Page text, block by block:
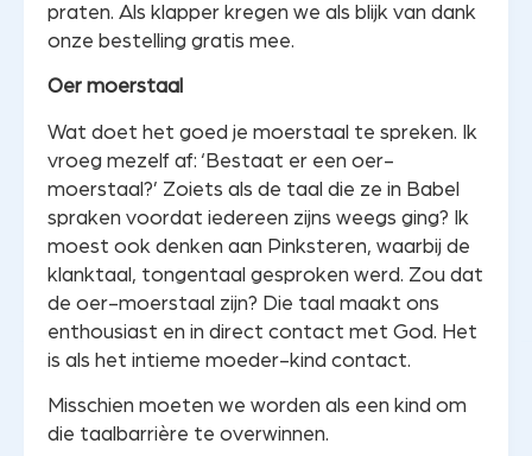
praten. Als klapper kregen we als blijk van dank
onze bestelling gratis mee.
Oer moerstaal
Wat doet het goed je moerstaal te spreken. Ik
vroeg mezelf af: ‘Bestaat er een oer-
moerstaal?’ Zoiets als de taal die ze in Babel
spraken voordat iedereen zijns weegs ging? Ik
moest ook denken aan Pinksteren, waarbij de
klanktaal, tongentaal gesproken werd. Zou dat
de oer-moerstaal zijn? Die taal maakt ons
enthousiast en in direct contact met God. Het
is als het intieme moeder-kind contact.
Misschien moeten we worden als een kind om
die taalbarrière te overwinnen.